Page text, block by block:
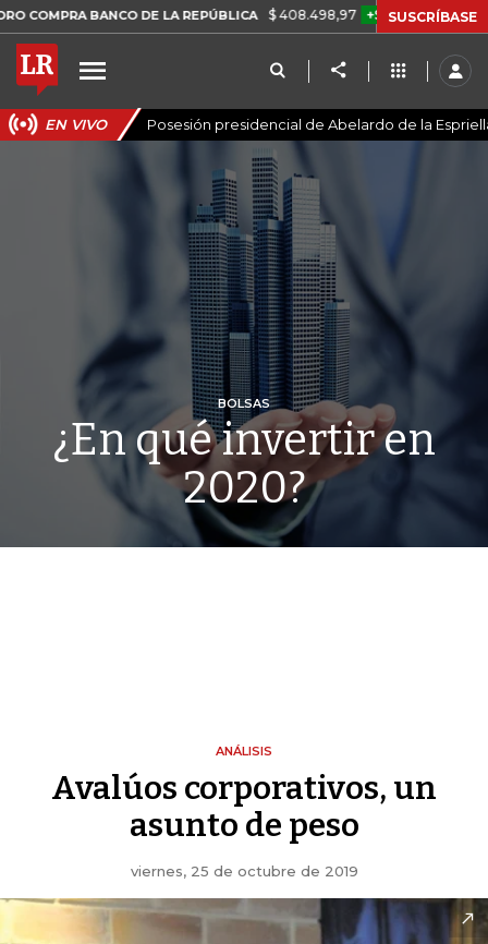
BANCO DE LA REPÚBLICA $ 408.498,97 +$ 8.753,81 +2,19%
SUSCRÍBASE
EN VIVO Posesión presidencial de Abelardo de la
BOLSAS
¿En qué invertir en
2020?
ANÁLISIS
Avalúos corporativos, un
asunto de peso
viernes, 25 de octubre de 2019